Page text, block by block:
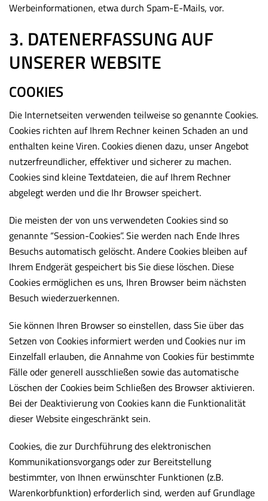
Werbeinformationen, etwa durch Spam-E-Mails, vor.
3. DATENERFASSUNG AUF
UNSERER WEBSITE
COOKIES
Die Internetseiten verwenden teilweise so genannte Cookies.
Cookies richten auf Ihrem Rechner keinen Schaden an und
enthalten keine Viren. Cookies dienen dazu, unser Angebot
nutzerfreundlicher, effektiver und sicherer zu machen.
Cookies sind kleine Textdateien, die auf Ihrem Rechner
abgelegt werden und die Ihr Browser speichert.
Die meisten der von uns verwendeten Cookies sind so
genannte “Session-Cookies”. Sie werden nach Ende Ihres
Besuchs automatisch gelöscht. Andere Cookies bleiben auf
Ihrem Endgerät gespeichert bis Sie diese löschen. Diese
Cookies ermöglichen es uns, Ihren Browser beim nächsten
Besuch wiederzuerkennen.
Sie können Ihren Browser so einstellen, dass Sie über das
Setzen von Cookies informiert werden und Cookies nur im
Einzelfall erlauben, die Annahme von Cookies für bestimmte
Fälle oder generell ausschließen sowie das automatische
Löschen der Cookies beim Schließen des Browser aktivieren.
Bei der Deaktivierung von Cookies kann die Funktionalität
dieser Website eingeschränkt sein.
Cookies, die zur Durchführung des elektronischen
Kommunikationsvorgangs oder zur Bereitstellung
bestimmter, von Ihnen erwünschter Funktionen (z.B.
Warenkorbfunktion) erforderlich sind, werden auf Grundlage